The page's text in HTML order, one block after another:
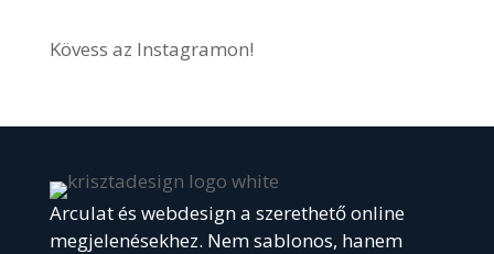
Kövess az Instagramon!
Arculat és webdesign a szerethető online
megjelenésekhez. Nem sablonos, hanem